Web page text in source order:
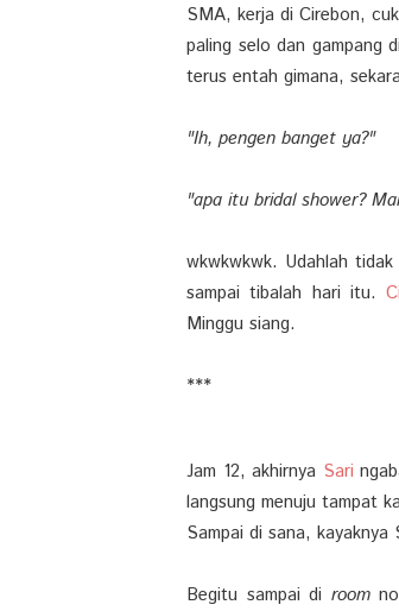
SMA, kerja di Cirebon,
paling selo dan gampang
terus entah gimana,
"Ih, pengen banget ya?"
"apa itu bridal shower?
wkwkwkwk. Udahlah
sampai tibalah hari itu.
Minggu siang.
***
Jam 12, akhirnya Sari
langsung menuju tampat
Sampai di sana, kayaknya
Begitu sampai di roomno